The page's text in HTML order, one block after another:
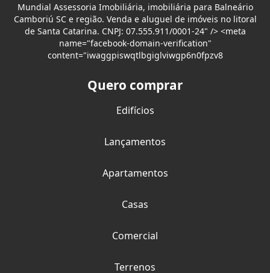
Mundial Assessoria Imobiliária, imobiliária para Balneário
Camboriú SC e região. Venda e aluguel de imóveis no litoral
de Santa Catarina. CNPJ: 07.555.911/0001-24" /> <meta
name="facebook-domain-verification"
content="iwaggpiswqtlbgiglviwgp6n0fpzv8
Quero comprar
Edifícios
Lançamentos
Apartamentos
Casas
Comercial
Terrenos